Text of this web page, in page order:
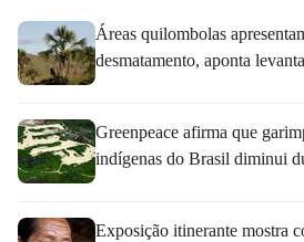
Áreas quilombolas
desmatamento, aponta
Greenpeace afirma que
indígenas do Brasil diminui
Exposição itinerante mostra